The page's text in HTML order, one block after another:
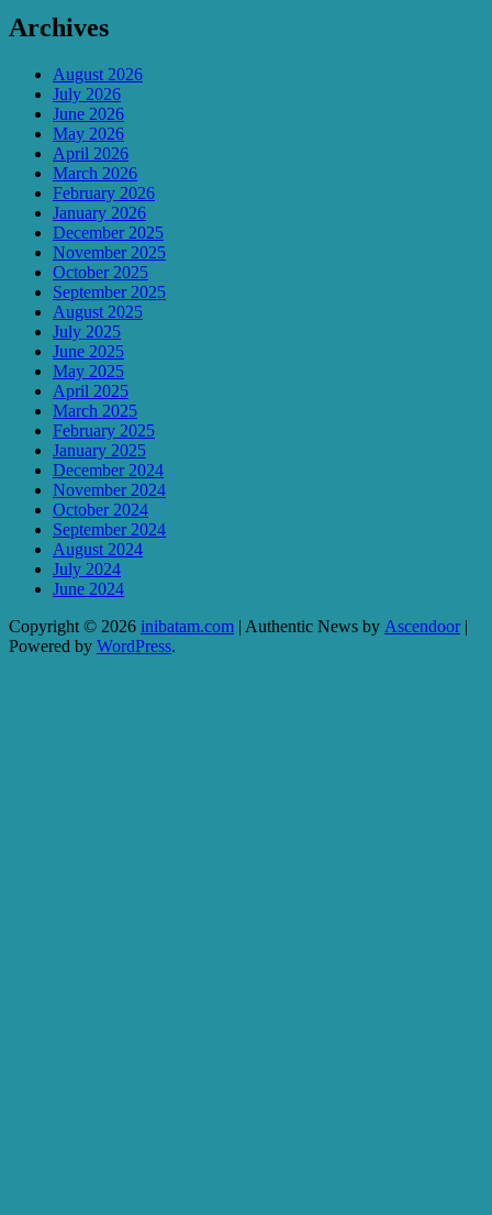
Archives
August 2026
July 2026
June 2026
May 2026
April 2026
March 2026
February 2026
January 2026
December 2025
November 2025
October 2025
September 2025
August 2025
July 2025
June 2025
May 2025
April 2025
March 2025
February 2025
January 2025
December 2024
November 2024
October 2024
September 2024
August 2024
July 2024
June 2024
Copyright © 2026 inibatam.com | Authentic News by Ascendoor|
Powered by WordPress.